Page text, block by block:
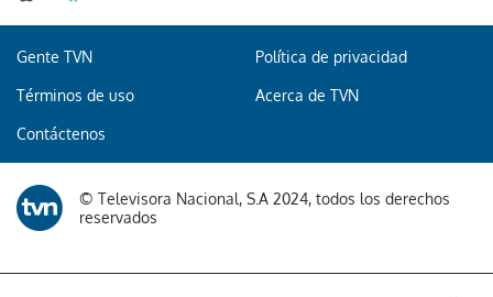
Gente TVN Política de privacidad
Términos de uso Acerca de TVN
Contáctenos
© Televisora Nacional, S.A 2024, todos los derechos
reservados